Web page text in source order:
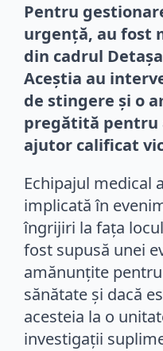
Pentru
urgență, au fost
din cadrul
Aceștia au
de stingere și o
pregătită pentru
ajutor calificat
Echipajul medical
implicată în
îngrijiri la fața
fost supusă unei
amănunțite
sănătate și dacă
acesteia la o
investigații